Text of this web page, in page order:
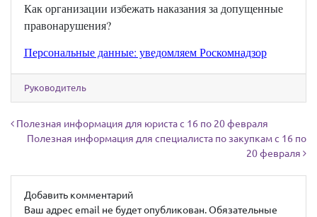
Как организации избежать наказания за допущенные
правонарушения?
Персональные данные: уведомляем Роскомнадзор
Руководитель
Навигация по записям
Полезная информация для юриста с 16 по 20 февраля
Полезная информация для специалиста по закупкам с 16 по
20 февраля
Добавить комментарий
Ваш адрес email не будет опубликован. Обязательные